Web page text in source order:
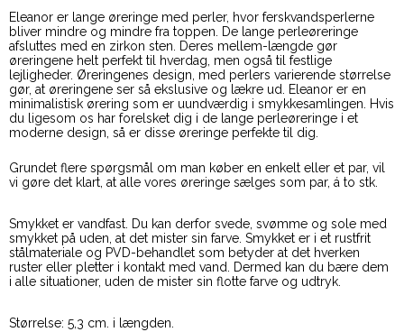
Eleanor er lange øreringe med perler, hvor ferskvandsperlerne
bliver mindre og mindre fra toppen. De lange perleøreringe
afsluttes med en zirkon sten. Deres mellem-længde gør
øreringene helt perfekt til hverdag, men også til festlige
lejligheder. Øreringenes design, med perlers varierende størrelse
gør, at øreringene ser så ekslusive og lækre ud. Eleanor er en
minimalistisk ørering som er uundværdig i smykkesamlingen. Hvis
du ligesom os har forelsket dig i de lange perleøreringe i et
moderne design, så er disse øreringe perfekte til dig.
Grundet flere spørgsmål om man køber en enkelt eller et par, vil
vi gøre det klart, at alle vores øreringe sælges som par, á to stk.
Smykket er vandfast. Du kan derfor svede, svømme og sole med
smykket på uden, at det mister sin farve. Smykket er i et rustfrit
stålmateriale og PVD-behandlet som betyder at det hverken
ruster eller pletter i kontakt med vand. Dermed kan du bære dem
i alle situationer, uden de mister sin flotte farve og udtryk.
Størrelse: 5,3 cm. i længden.